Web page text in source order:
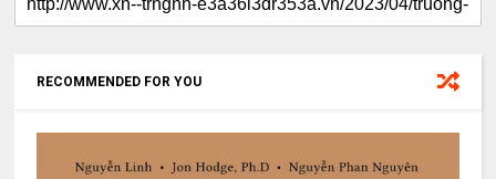
RECOMMENDED FOR YOU